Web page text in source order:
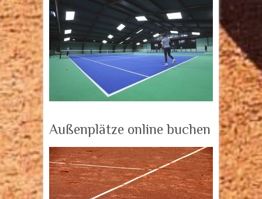
Außenplätze online buchen